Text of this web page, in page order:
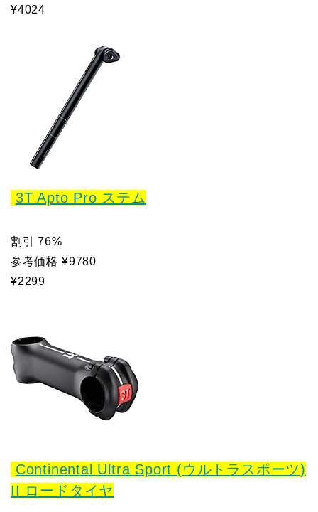
¥4024
3T Apto Pro ステム
割引 76%
参考価格 ¥9780
¥2299
Continental Ultra Sport (ウルトラスポーツ)
II ロードタイヤ